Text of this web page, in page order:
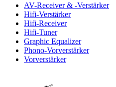
AV-Receiver & -Verstärker
Hifi-Verstärker
Hifi-Receiver
Hifi-Tuner
Graphic Equalizer
Phono-Vorverstärker
Vorverstärker